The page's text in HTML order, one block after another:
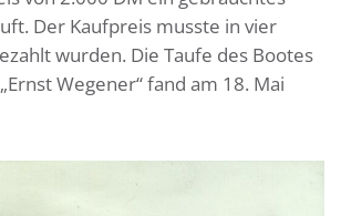
Der Kaufpreis musste in vier
wurden. Die Taufe des Bootes
Wegener“ fand am 18. Mai